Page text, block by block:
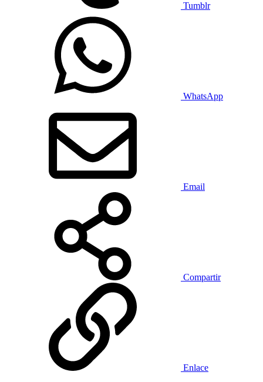
Tumblr
WhatsApp
Email
Compartir
Enlace